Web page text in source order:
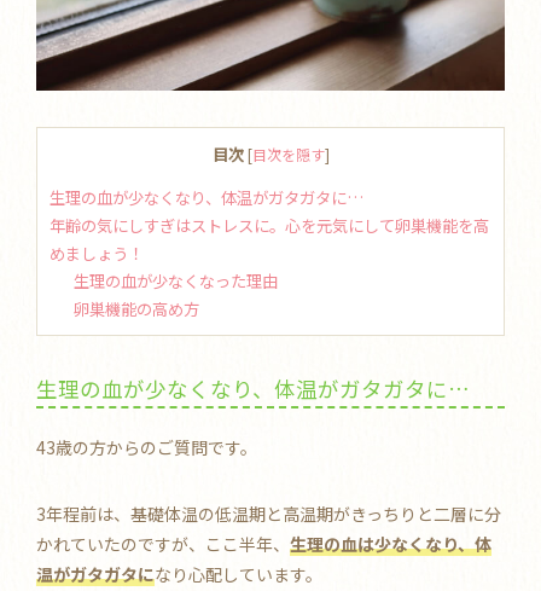
目次 [目次を隠す]
生理の血が少なくなり、体温がガタガタに…
年齢の気にしすぎはストレスに。心を元気にして卵巣機能を高
めましょう！
生理の血が少なくなった理由
卵巣機能の高め方
生理の血が少なくなり、体温がガタガタに…
43歳の方からのご質問です。
3年程前は、基礎体温の低温期と高温期がきっちりと二層に分
かれていたのですが、ここ半年、 生理の血は少なくなり、体
温がガタガタになり心配しています。